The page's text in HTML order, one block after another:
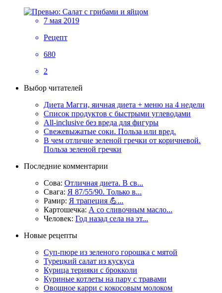
7 мая 2019
Рецепт
680
2
Выбор читателей
Диета Магги, яичная диета + меню на 4 недели
Список продуктов с быстрыми углеводами
All-inclusive без вреда для фигуры
Свежевыжатые соки. Польза или вред.
В чем отличие зеленой гречки от коричневой.
Польза зеленой гречки
Последние комментарии
Сова: Отличная диета. В св...
Свага: Я 87/55/90. Только в...
Рамир: Я трапеция 💪...
Картошечка: А со сливочным масло...
Человек: Год назад села на эт...
Новые рецепты
Суп-пюре из зеленого горошка с мятой
Турецкий салат из кускуса
Курица терияки с брокколи
Куриные котлеты на пару с травами
Овощное карри с кокосовым молоком